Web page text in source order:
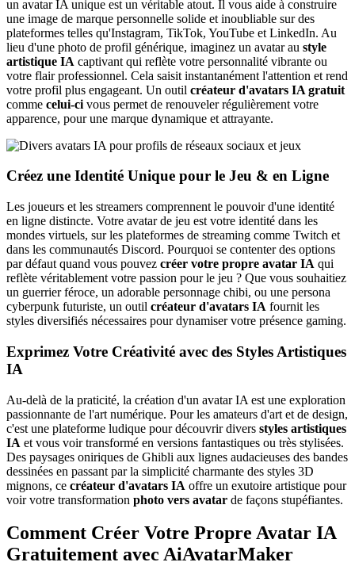
un avatar IA unique est un véritable atout. Il vous aide à construire
une image de marque personnelle solide et inoubliable sur des
plateformes telles qu'Instagram, TikTok, YouTube et LinkedIn. Au
lieu d'une photo de profil générique, imaginez un avatar au style
artistique IA captivant qui reflète votre personnalité vibrante ou
votre flair professionnel. Cela saisit instantanément l'attention et rend
votre profil plus engageant. Un outil créateur d'avatars IA gratuit
comme celui-ci vous permet de renouveler régulièrement votre
apparence, pour une marque dynamique et attrayante.
Créez une Identité Unique pour le Jeu & en Ligne
Les joueurs et les streamers comprennent le pouvoir d'une identité
en ligne distincte. Votre avatar de jeu est votre identité dans les
mondes virtuels, sur les plateformes de streaming comme Twitch et
dans les communautés Discord. Pourquoi se contenter des options
par défaut quand vous pouvez créer votre propre avatar IA qui
reflète véritablement votre passion pour le jeu ? Que vous souhaitiez
un guerrier féroce, un adorable personnage chibi, ou une persona
cyberpunk futuriste, un outil créateur d'avatars IA fournit les
styles diversifiés nécessaires pour dynamiser votre présence gaming.
Exprimez Votre Créativité avec des Styles Artistiques
IA
Au-delà de la praticité, la création d'un avatar IA est une exploration
passionnante de l'art numérique. Pour les amateurs d'art et de design,
c'est une plateforme ludique pour découvrir divers styles artistiques
IA et vous voir transformé en versions fantastiques ou très stylisées.
Des paysages oniriques de Ghibli aux lignes audacieuses des bandes
dessinées en passant par la simplicité charmante des styles 3D
mignons, ce créateur d'avatars IA offre un exutoire artistique pour
voir votre transformation photo vers avatar de façons stupéfiantes.
Comment Créer Votre Propre Avatar IA
Gratuitement avec AiAvatarMaker